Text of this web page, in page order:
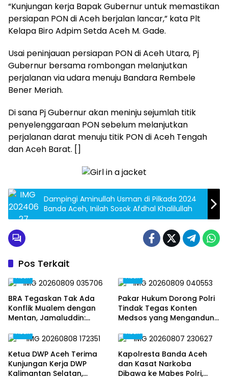
“Kunjungan kerja Bapak Gubernur untuk memastikan
persiapan PON di Aceh berjalan lancar,” kata Plt
Kelapa Biro Adpim Setda Aceh M. Gade.
Usai peninjauan persiapan PON di Aceh Utara, Pj
Gubernur bersama rombongan melanjutkan
perjalanan via udara menuju Bandara Rembele
Bener Meriah.
Di sana Pj Gubernur akan meninju sejumlah titik
penyelenggaraan PON sebelum melanjutkan
perjalanan darat menuju titik PON di Aceh Tengah
dan Aceh Barat. []
Dampingi Aminullah Usman di Pilkada 2024
Banda Aceh, Inilah Sosok Afdhal Khalilullah
Pos Terkait
Aceh
BRA Tegaskan Tak Ada
Konflik Mualem dengan
Mentan, Jamaluddin:
Pertemuan
Aceh
Pakar Hukum Dorong Polri
Tindak Tegas Konten
Medsos yang Mengandung
Aceh
Ketua DWP Aceh Terima
Kunjungan Kerja DWP
Kalimantan Selatan,
Aceh
Kapolresta Banda Aceh
dan Kasat Narkoba
Dibawa ke Mabes Polri,